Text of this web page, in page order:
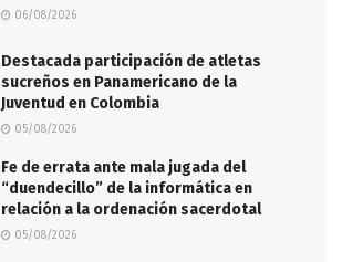
06/08/2026
Destacada participación de atletas
sucreños en Panamericano de la
Juventud en Colombia
05/08/2026
Fe de errata ante mala jugada del
“duendecillo” de la informática en
relación a la ordenación sacerdotal
05/08/2026